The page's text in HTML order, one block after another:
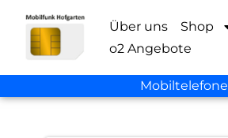
Über uns Shop
o2 Angebote
Mobiltelefone